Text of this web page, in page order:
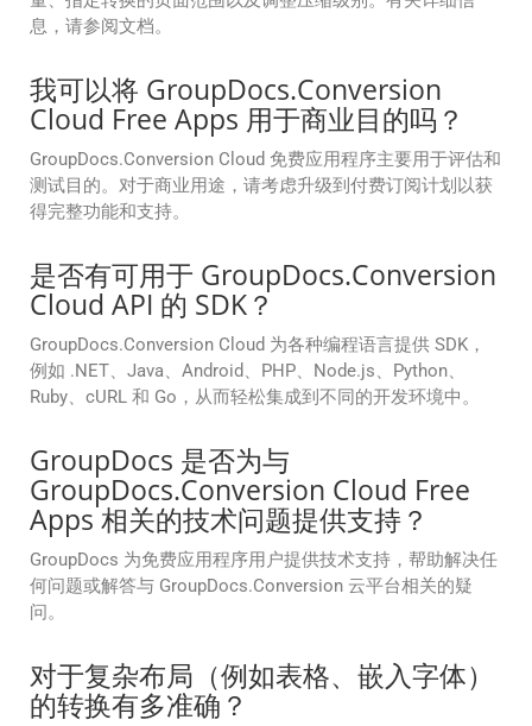
息，请参阅文档。
我可以将 GroupDocs.Conversion
Cloud Free Apps 用于商业目的吗？
GroupDocs.Conversion Cloud 免费应用程序主要用于评估和
测试目的。对于商业用途，请考虑升级到付费订阅计划以获
得完整功能和支持。
是否有可用于 GroupDocs.Conversion
Cloud API 的 SDK？
GroupDocs.Conversion Cloud 为各种编程语言提供 SDK，
例如 .NET、Java、Android、PHP、Node.js、Python、
Ruby、cURL 和 Go，从而轻松集成到不同的开发环境中。
GroupDocs 是否为与
GroupDocs.Conversion Cloud Free
Apps 相关的技术问题提供支持？
GroupDocs 为免费应用程序用户提供技术支持，帮助解决任
何问题或解答与 GroupDocs.Conversion 云平台相关的疑
问。
对于复杂布局（例如表格、嵌入字体）
的转换有多准确？